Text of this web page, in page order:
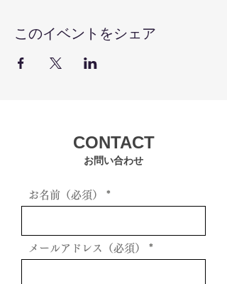
なお、本サービスで販売したチケットに
は、クーリングオフは適用されません。
Studio ohana FITNESS
このイベントをシェア
お問い合わせ
CONTACT
お名前（必須）
メールアドレス（必須）